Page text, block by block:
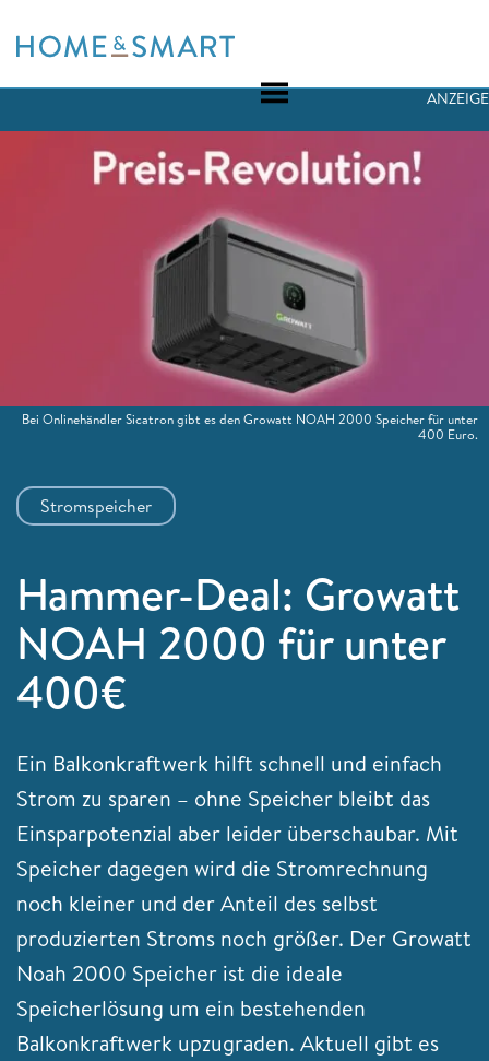
to
Stromspeicher
ANZEIGE
Hammer-Deal: Growatt
NOAH 2000 für unter
400€
Ein Balkonkraftwerk hilft schnell und einfach
Strom zu sparen – ohne Speicher bleibt das
Einsparpotenzial aber leider überschaubar. Mit
Speicher dagegen wird die Stromrechnung
noch kleiner und der Anteil des selbst
produzierten Stroms noch größer. Der Growatt
Noah 2000 Speicher ist die ideale
Speicherlösung um ein bestehenden
Balkonkraftwerk upzugraden. Aktuell gibt es
Bei Onlinehändler Sicatron gibt es den Growatt NOAH 2000 Speicher für unter
400 Euro.